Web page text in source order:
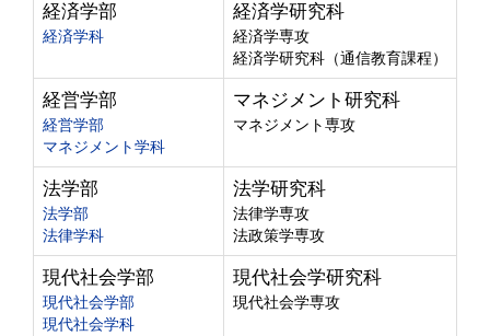
経済学部
経済学科
経済学研究科
経済学専攻
経済学研究科（通信教育課程）
経営学部
経営学部
マネジメント学科
マネジメント研究科
マネジメント専攻
法学部
法学部
法律学科
法学研究科
法律学専攻
法政策学専攻
現代社会学部
現代社会学部
現代社会学科
現代社会学研究科
現代社会学専攻